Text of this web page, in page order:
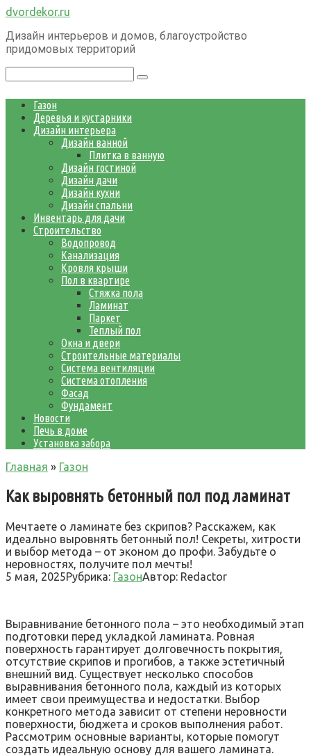
Перейти
контенту
dvordekor.ru
Дизайн интерьеров и домов, благоустройство
придомовых территорий
Газон
Деревья и кустарники
Дизайн интерьера
Дизайн ванной
Плитка в ванную
Дизайн гостиной
Дизайн дачи
Дизайн кухни
Дизайн спальни
Инвентарь для дачи
Строительство
Водопровод
Канализация
Кровля крыши
Пол в квартире
Стяжка пола
Ламинат
Паркет
Теплый пол
Окна и двери
Строительные материалы
Система вентиляции
Система отопления
Фасад
Фундамент
Новости
Печь в доме
Установка забора
Главная » Газон
Как выровнять бетонный пол под ламинат
Мечтаете о ламинате без скрипов? Расскажем, как
идеально выровнять бетонный пол! Секреты, хитрости
и выбор метода – от эконом до профи. Забудьте о
неровностях, получите пол мечты!
5 мая, 2025Рубрика: ГазонАвтор: Redactor
Выравнивание бетонного пола – это необходимый этап
подготовки перед укладкой ламината. Ровная
поверхность гарантирует долговечность покрытия,
отсутствие скрипов и прогибов, а также эстетичный
внешний вид. Существует несколько способов
выравнивания бетонного пола, каждый из которых
имеет свои преимущества и недостатки. Выбор
конкретного метода зависит от степени неровности
поверхности, бюджета и сроков выполнения работ.
Рассмотрим основные варианты, которые помогут
создать идеальную основу для вашего ламината.